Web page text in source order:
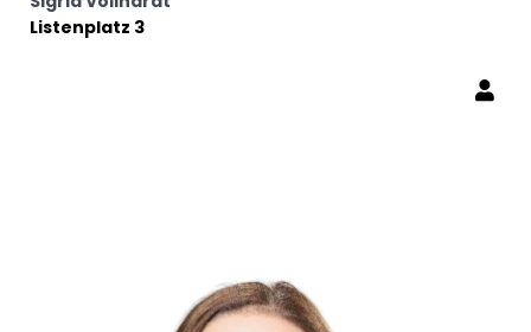
Listenplatz 3